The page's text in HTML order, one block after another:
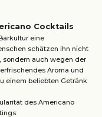
Cocktails
eine
schätzen ihn nicht
sondern auch wegen der
Aroma und
einem beliebten Getränk
des Americano